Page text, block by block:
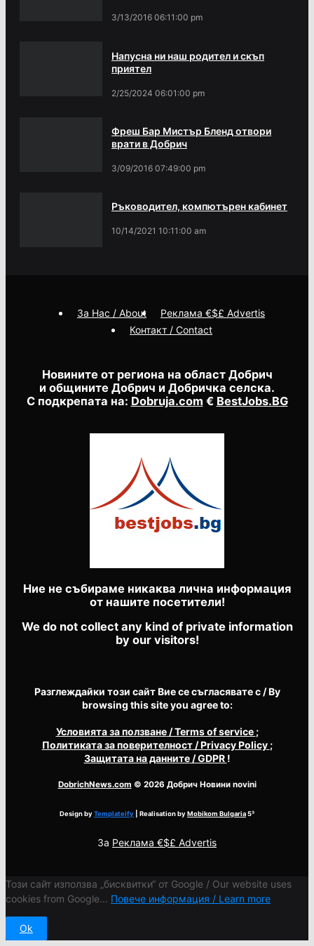
3/13/2016 06:11:00 pm
Напусна ни наш родител и скъп
приятел
2/25/2024 06:01:00 pm
Фреш Бар Мистър Бленд отвори
врати в Добрич
3/09/2016 07:49:00 pm
Ръководител, компютърен кабинет
10/14/2021 10:11:00 am
Новините от региона на област Добрич
и общините Добрич и Добричка селска.
С подкрепата на: Dobruja.com € BestJobs.BG
Ние не събираме никаква лична информация
от нашите посетители!
We do not collect any kind of private information
by our visitors!
Разглеждайки този сайт Вие се съгласявате с / By
browsing this site you agree to:
Условията за ползване/ Terms of service ;
Политиката за поверителност/ Privacy Policy ;
Защитата на данните/ GDPR !
DobrichNews.com © 2026 Добрич Новини novini
Design byTemplateify | Realisation byMobikom Bulgaria5³
За Реклама €$£ Advertis
За Нас / About
Реклама €$£ Advertis
Контакт / Contact
Този сайт използва „бисквитки“ от Google / Our website uses
cookies from Google... Повече информация / Learn more
Ok